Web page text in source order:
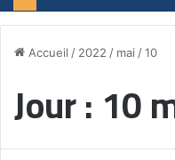
Accueil / 2022 / mai /10
Jour :10